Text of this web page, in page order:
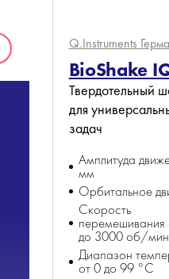
Q.Instruments
BioShake
Твердотельный
для
задач
Амплитуда
мм
Орбитальное
Скорость
перемешивания
до 3000 об/мин
Диапазон
от 0 до 99 °С